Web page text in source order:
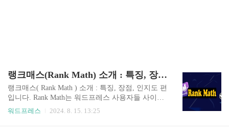
랭크매스(Rank Math) 소개 : 특징, 장점, 인지도
랭크매스( Rank Math ) 소개 : 특징, 장점, 인지도 편
입니다. Rank Math는 워드프레스 사용자들 사이에
서도 점차 인지도가 높아지고 있는 플러그인입니
워드프레스 2024. 8. 15. 13:25